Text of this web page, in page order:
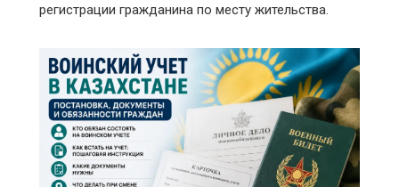
регистрации гражданина по месту жительства.